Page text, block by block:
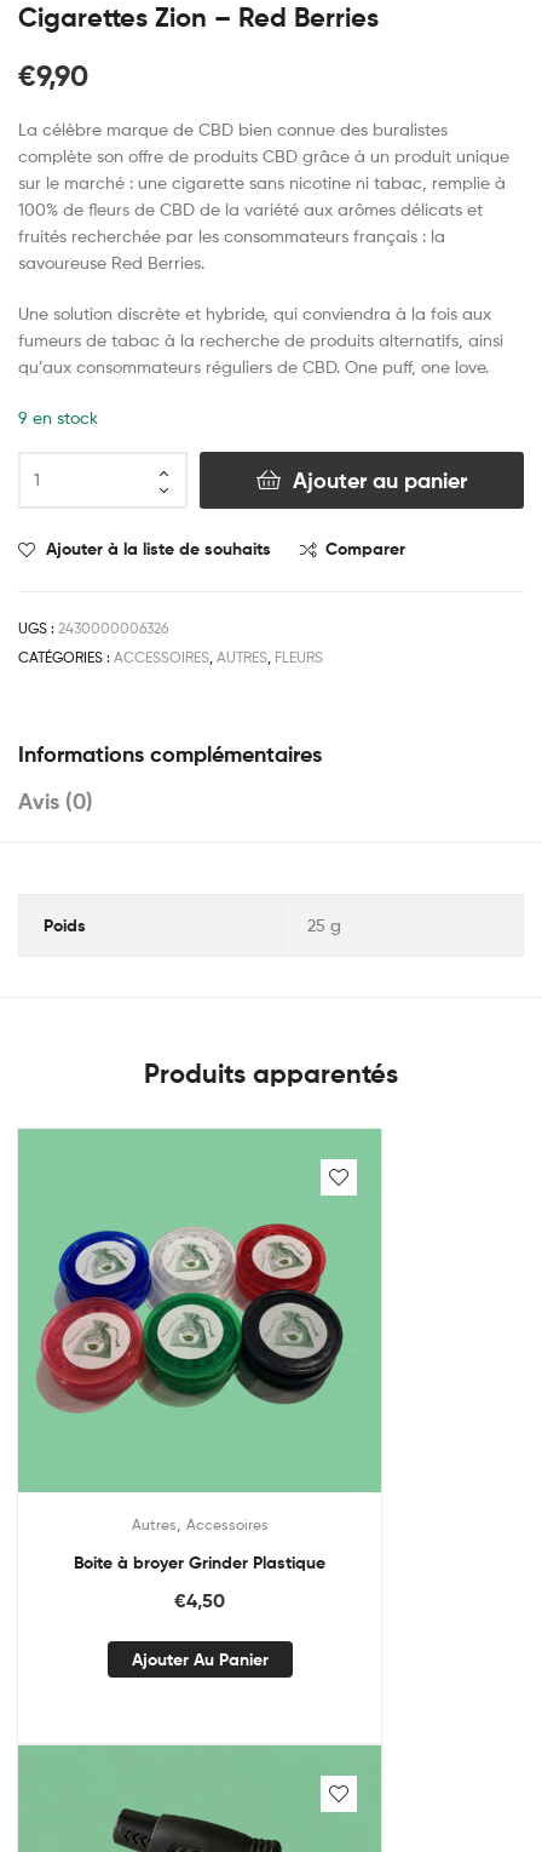
Cigarettes Zion – Red Berries
€9,90
La célèbre marque de CBD bien connue des buralistes
complète son offre de produits CBD grâce à un produit unique
sur le marché : une cigarette sans nicotine ni tabac, remplie à
100% de fleurs de CBD de la variété aux arômes délicats et
fruités recherchée par les consommateurs français : la
savoureuse Red Berries.
Une solution discrète et hybride, qui conviendra à la fois aux
fumeurs de tabac à la recherche de produits alternatifs, ainsi
qu’aux consommateurs réguliers de CBD. One puff, one love.
9 en stock
Ajouter au panier
Ajouter à la liste de souhaits Comparer
UGS : 2430000006326
CATÉGORIES : ACCESSOIRES, AUTRES, FLEURS
Informations complémentaires
Avis (0)
Poids 25 g
Produits apparentés
Autres Accessoires
Boite à broyer Grinder Plastique
€4,50
Ajouter Au Panier